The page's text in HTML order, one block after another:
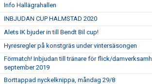
Info Hallägrahallen
INBJUDAN CUP HALMSTAD 2020
Alets IK bjuder in till Bendt Bil cup!
Hyresregler på konstgräs under vintersäsongen
Förmatch! Inbjudan till tränare för flick/
september 2019
Borttappad nyckelknippa, måndag 29/8